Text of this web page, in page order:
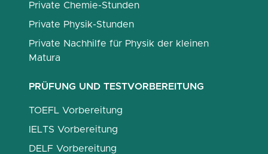
Private Chemie-Stunden
Private Physik-Stunden
Private Nachhilfe für Physik der kleinen
Matura
PRÜFUNG UND TESTVORBEREITUNG
TOEFL Vorbereitung
IELTS Vorbereitung
DELF Vorbereitung